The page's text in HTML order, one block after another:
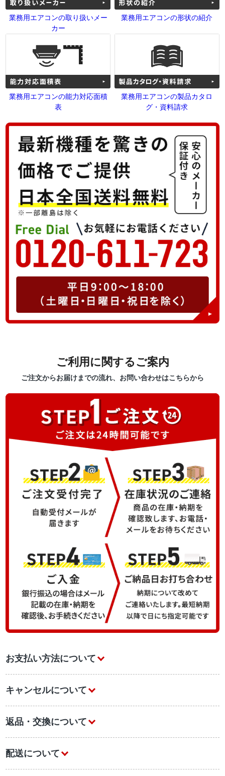
業務用エアコンの取り扱いメー
カー
業務用エアコンの形状の紹介
業務用エアコンの能力対応面積
表
業務用エアコンの製品カタロ
グ・資料請求
ご利用に関するご案内
ご注文からお届けまでの流れ、お問い合わせはこちらから
お支払い方法について
キャンセルについて
返品・交換について
配送について